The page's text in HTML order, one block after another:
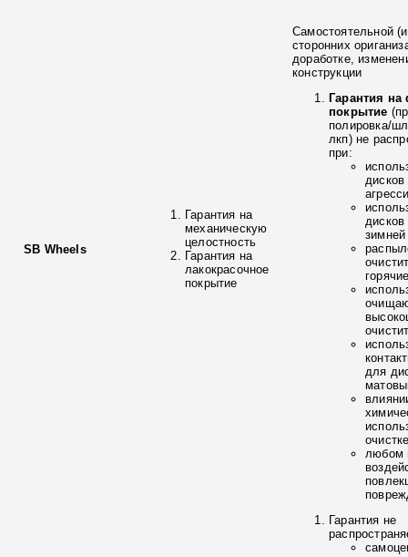
SB Wheels
Гарантия на
механическую
целостность
Гарантия на
лакокрасочное
покрытие
Самостоятельной
сторонних
доработке,
конструкции
Гарантия
покрытие
полировка/
лкп) не
при:
зимней
для
любом
Гарантия не